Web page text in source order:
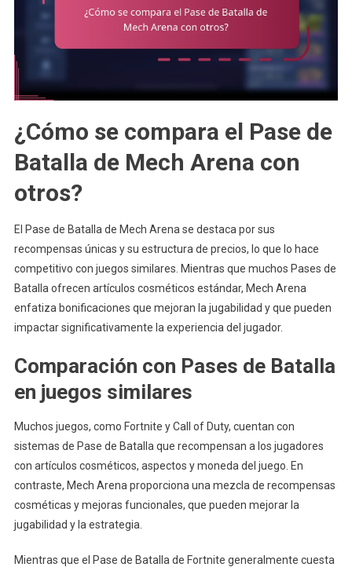
¿Cómo se compara el Pase de
Batalla de Mech Arena con
otros?
El Pase de Batalla de Mech Arena se destaca por sus
recompensas únicas y su estructura de precios, lo que lo hace
competitivo con juegos similares. Mientras que muchos Pases de
Batalla ofrecen artículos cosméticos estándar, Mech Arena
enfatiza bonificaciones que mejoran la jugabilidad y que pueden
impactar significativamente la experiencia del jugador.
Comparación con Pases de Batalla
en juegos similares
Muchos juegos, como Fortnite y Call of Duty, cuentan con
sistemas de Pase de Batalla que recompensan a los jugadores
con artículos cosméticos, aspectos y moneda del juego. En
contraste, Mech Arena proporciona una mezcla de recompensas
cosméticas y mejoras funcionales, que pueden mejorar la
jugabilidad y la estrategia.
Mientras que el Pase de Batalla de Fortnite generalmente cuesta